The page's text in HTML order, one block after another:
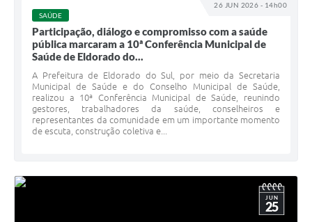
26 JUN 2026 - 14h00
SAÚDE
Participação, diálogo e compromisso com a saúde
pública marcaram a 10ª Conferência Municipal de
Saúde de Eldorado do...
A Prefeitura de Eldorado do Sul, por meio da Secretaria
Municipal de Saúde e do Conselho Municipal de Saúde,
realizou a 10ª Conferência Municipal de Saúde, reunindo
gestores, trabalhadores da saúde, conselheiros e
representantes da comunidade em um importante momento
de escuta, construção coletiva e...
JUN
25